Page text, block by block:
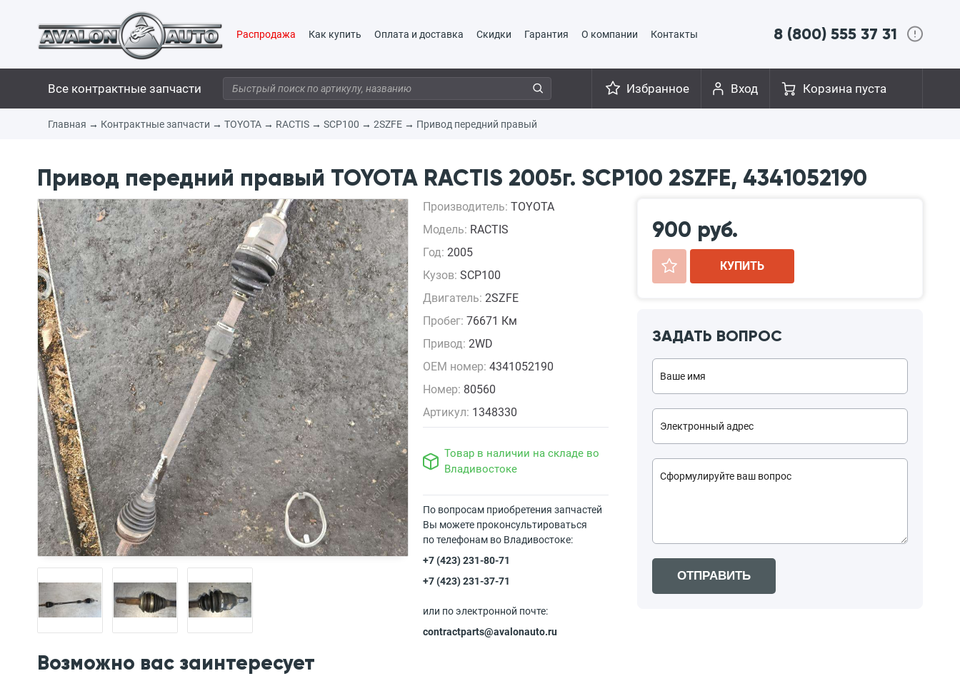
Распродажа Как купить Оплата и доставка Скидки Гарантия О компании Контакты 8 (800) 555 37 31
Все контрактные запчасти Корзина пуста
Вход
Избранное
Главная → Контрактные запчасти → TOYOTA → RACTIS → SCP100 → 2SZFE → Привод передний правый
Привод передний правый TOYOTA RACTIS 2005г. SCP100 2SZFE, 4341052190
Производитель: TOYOTA
Модель: RACTIS
Год: 2005
Кузов: SCP100
Двигатель: 2SZFE
Пробег: 76671 Км
Привод: 2WD
OEM номер: 4341052190
Номер: 80560
Артикул: 1348330
Товар в наличии на складе во
Владивостоке
По вопросам приобретения запчастей
Вы можете проконсультироваться
по телефонам во Владивостоке:
+7 (423) 231-80-71
+7 (423) 231-37-71
или по электронной почте:
contractparts@avalonauto.ru
900 руб.
+ КУПИТЬ
ЗАДАТЬ ВОПРОС
ОТПРАВИТЬ
Возможно вас заинтересует